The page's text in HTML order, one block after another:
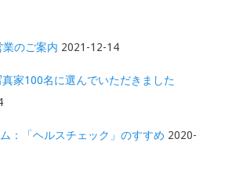
のご案内 2021-12-14
真家100名に選んでいただきました
：「ヘルスチェック」のすすめ 2020-